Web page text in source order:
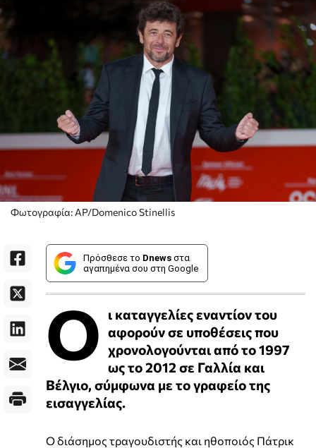
Φωτογραφία: AP/Domenico Stinellis
Πρόσθεσε το Dnews στα
αγαπημένα σου στη Google
Ο ι καταγγελίες εναντίον του
αφορούν σε υποθέσεις που
χρονολογούνται από το 1997
ως το 2012 σε Γαλλία και
Βέλγιο, σύμφωνα με το γραφείο της
εισαγγελίας.
Ο διάσημος τραγουδιστής και ηθοποιός Πάτρικ